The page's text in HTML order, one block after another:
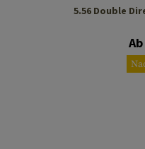
5.56 Double